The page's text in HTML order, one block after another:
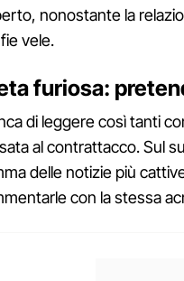
nonostante la
vele.
furiosa:
di leggere così tanti
al contrattacco. Sul
delle notizie più
con la stessa